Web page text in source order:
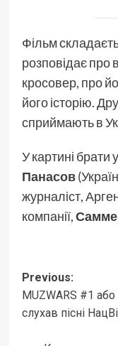
Фільм
розповідає про
кросовер, про
його історію.
сприймають в
У картині брати
Панасов
журналіст,
компанії,
Post
Previous:
MUZWARS #1
слухав пісні